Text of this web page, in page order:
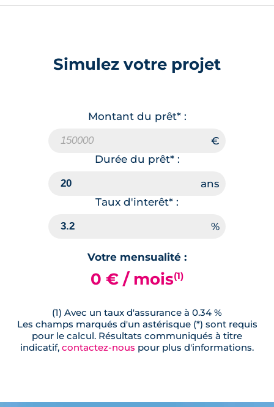
Simulez votre projet
Montant du prêt* :
Durée du prêt* :
Taux d'interêt* :
Votre mensualité :
0 € / mois(1)
(1) Avec un taux d'assurance à 0.34 %
Les champs marqués d'un astérisque (*) sont requis
pour le calcul. Résultats communiqués à titre
indicatif, contactez-nous pour plus d'informations.